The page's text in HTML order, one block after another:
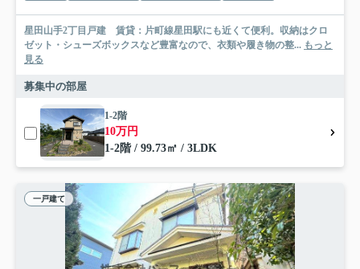
星田山手2丁目戸建 賃貸：片町線星田駅にも近くて便利。収納はクロ
ゼット・シューズボックスなど豊富なので、衣類や履き物の整... もっと
見る
募集中の部屋
1-2階
10万円
1-2階 / 99.73㎡ / 3LDK
一戸建て